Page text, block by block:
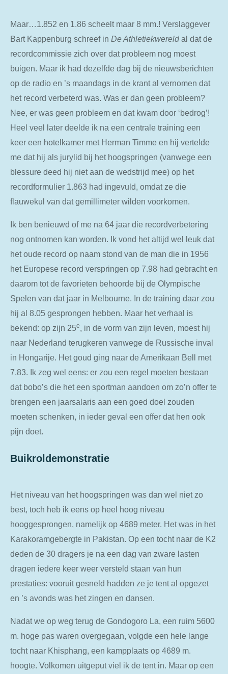
Maar…1.852 en 1.86 scheelt maar 8 mm.! Verslaggever
Bart Kappenburg schreef in De Athletiekwereldal dat de
recordcommissie zich over dat probleem nog moest
buigen. Maar ik had dezelfde dag bij de nieuwsberichten
op de radio en ’s maandags in de krant al vernomen dat
het record verbeterd was. Was er dan geen probleem?
Nee, er was geen probleem en dat kwam door ‘bedrog’!
Heel veel later deelde ik na een centrale training een
keer een hotelkamer met Herman Timme en hij vertelde
me dat hij als jurylid bij het hoogspringen (vanwege een
blessure deed hij niet aan de wedstrijd mee) op het
recordformulier 1.863 had ingevuld, omdat ze die
flauwekul van dat gemillimeter wilden voorkomen.
Ik ben benieuwd of me na 64 jaar die recordverbetering
nog ontnomen kan worden. Ik vond het altijd wel leuk dat
het oude record op naam stond van de man die in 1956
het Europese record verspringen op 7.98 had gebracht en
daarom tot de favorieten behoorde bij de Olympische
Spelen van dat jaar in Melbourne. In de training daar zou
hij al 8.05 gesprongen hebben. Maar het verhaal is
bekend: op zijn 25e, in de vorm van zijn leven, moest hij
naar Nederland terugkeren vanwege de Russische inval
in Hongarije. Het goud ging naar de Amerikaan Bell met
7.83. Ik zeg wel eens: er zou een regel moeten bestaan
dat bobo’s die het een sportman aandoen om zo’n offer te
brengen een jaarsalaris aan een goed doel zouden
moeten schenken, in ieder geval een offer dat hen ook
pijn doet.
Buikroldemonstratie
Het niveau van het hoogspringen was dan wel niet zo
best, toch heb ik eens op heel hoog niveau
hooggesprongen, namelijk op 4689 meter. Het was in het
Karakoramgebergte in Pakistan. Op een tocht naar de K2
deden de 30 dragers je na een dag van zware lasten
dragen iedere keer weer versteld staan van hun
prestaties: vooruit gesneld hadden ze je tent al opgezet
en ’s avonds was het zingen en dansen.
Nadat we op weg terug de Gondogoro La, een ruim 5600
m. hoge pas waren overgegaan, volgde een hele lange
tocht naar Khisphang, een kampplaats op 4689 m.
hoogte. Volkomen uitgeput viel ik de tent in. Maar op een